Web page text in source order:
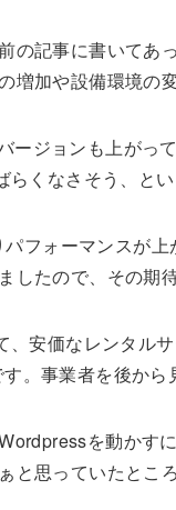
の記事に書いてあ
増加や設備環境の
ージョンも上がっ
くなさそう、と
フォーマンスが
したので、その期
、安価なレンタル
す。事業者を後から
を動かす
と思っていたとこ